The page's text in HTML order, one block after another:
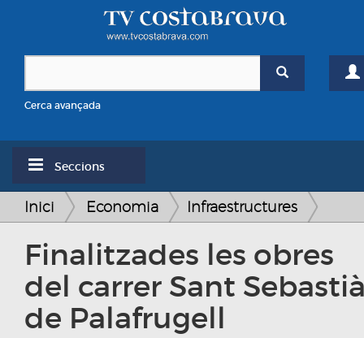
Cerca avançada
Seccions
Inici Economia Infraestructures
Finalitzades les obres
del carrer Sant
de Palafrugell